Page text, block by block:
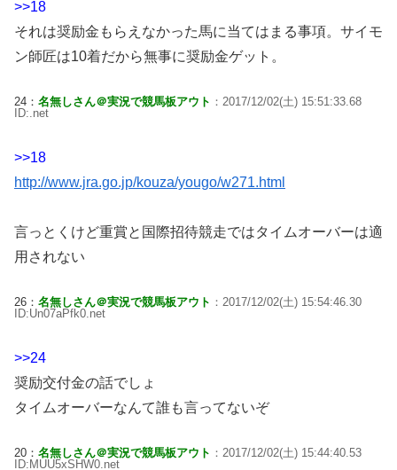
>>18
それは奨励金もらえなかった馬に当てはまる事項。サイモ
ン師匠は10着だから無事に奨励金ゲット。
24： 名無しさん＠実況で競馬板アウト ：2017/12/02(土) 15:51:33.68
ID:.net
>>18
http://www.jra.go.jp/kouza/yougo/w271.html
言っとくけど重賞と国際招待競走ではタイムオーバーは適
用されない
26： 名無しさん＠実況で競馬板アウト ：2017/12/02(土) 15:54:46.30
ID:Un07aPfk0.net
>>24
奨励交付金の話でしょ
タイムオーバーなんて誰も言ってないぞ
20： 名無しさん＠実況で競馬板アウト ：2017/12/02(土) 15:44:40.53
ID:MUU5xSHW0.net